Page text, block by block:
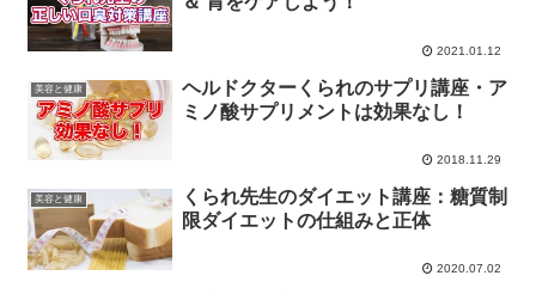
2021.01.12
美容と健康
ヘルドクターくられのサプリ講座・ア
ミノ酸サプリメントは効果なし！
2018.11.29
美容と健康
くられ先生のダイエット講座：糖質制
限ダイエットの仕組みと正体
2020.07.02